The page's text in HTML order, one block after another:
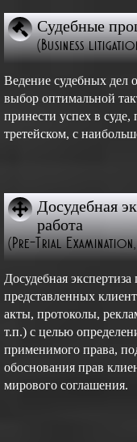
Судебные
(Business
Ведение судебных дел
выбор оптимальной
принести успех в суде,
третейском, с
Досудебная
работа
(Pre-Trial
Досудебная
представленных
акты, протоколы,
т.п.) с целью
применимого права,
обоснования прав
мирового соглашения.